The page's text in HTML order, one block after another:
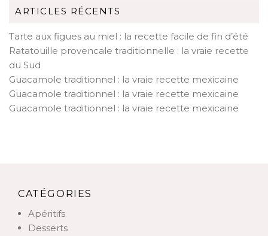
ARTICLES RÉCENTS
Tarte aux figues au miel : la recette facile de fin d’été
Ratatouille provencale traditionnelle : la vraie recette
du Sud
Guacamole traditionnel : la vraie recette mexicaine
Guacamole traditionnel : la vraie recette mexicaine
Guacamole traditionnel : la vraie recette mexicaine
CATÉGORIES
Apéritifs
Desserts